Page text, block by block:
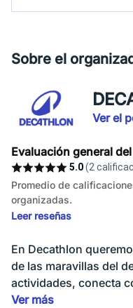
Sobre el
Ver el
Evaluación general
5.0(2
Promedio de
organizadas.
Leer reseñas
En Decathlon
de las maravillas del
actividades, conecta
Ver más